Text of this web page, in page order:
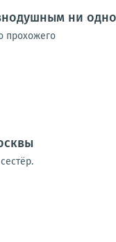
ни
прохожего